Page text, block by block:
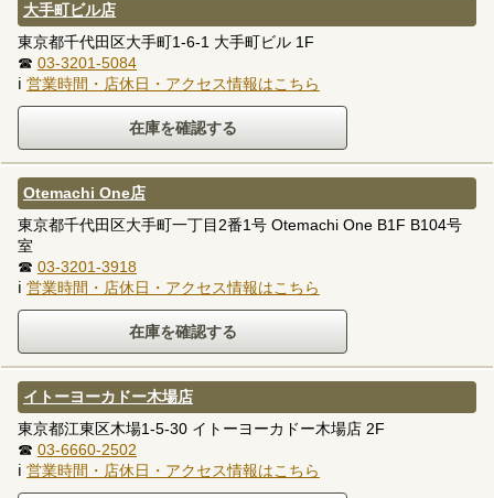
大手町ビル店
東京都千代田区大手町1-6-1 大手町ビル 1F
☎ 03-3201-5084
ℹ 営業時間・店休日・アクセス情報はこちら
Otemachi One店
東京都千代田区大手町一丁目2番1号 Otemachi One B1F B104号
室
☎ 03-3201-3918
ℹ 営業時間・店休日・アクセス情報はこちら
イトーヨーカドー木場店
東京都江東区木場1-5-30 イトーヨーカドー木場店 2F
☎ 03-6660-2502
ℹ 営業時間・店休日・アクセス情報はこちら